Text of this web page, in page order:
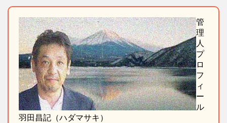
管
理
人
プ
ロ
フ
ィ
ー
ル
羽田昌記（ハダマサキ）